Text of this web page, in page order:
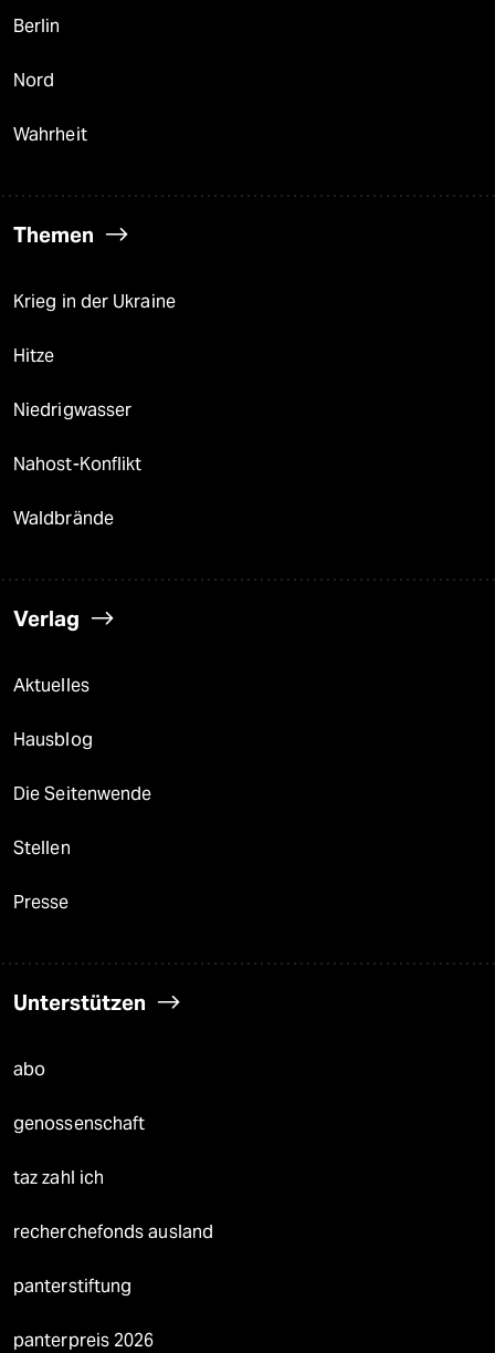
Berlin
Nord
Wahrheit
Themen
Krieg in der Ukraine
Hitze
Niedrigwasser
Nahost-Konflikt
Waldbrände
Verlag
Aktuelles
Hausblog
Die Seitenwende
Stellen
Presse
Unterstützen
abo
genossenschaft
taz zahl ich
recherchefonds ausland
panterstiftung
panterpreis 2026